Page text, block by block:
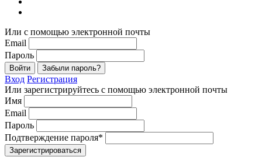
Или с помощью электронной почты
Email
Пароль
Войти Забыли пароль?
Вход Регистрация
Или зарегистрируйтесь с помощью электронной почты
Имя
Email
Пароль
Подтверждение пароля*
Зарегистрироваться